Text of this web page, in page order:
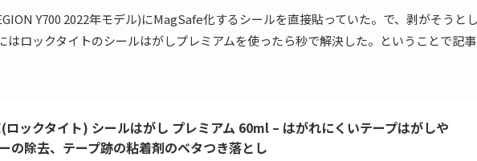
Y700 2022年モデル)にMagSafe化するシールを直接貼っていた。で、剥がそうと
はロックタイトのシールはがしプレミアムを使ったら秒で解決した。ということで記事
ロックタイト) シールはがし プレミアム 60ml – はがれにくいテープはがしや
の除去、テープ跡の粘着剤のベタつき落とし